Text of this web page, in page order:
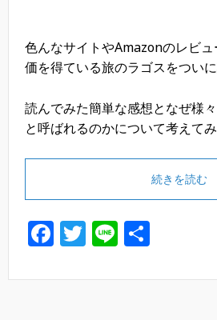
色んなサイトやAmazonのレビ
価を得ている旅のラゴスをついに
読んでみた簡単な感想となぜ様
と呼ばれるのかについて考えてみ
続きを読む
F
c
T
tt
Li
e